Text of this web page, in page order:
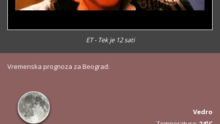
ET - Tek je 12 sati
Vremenska prognoza za Beograd:
Vedro